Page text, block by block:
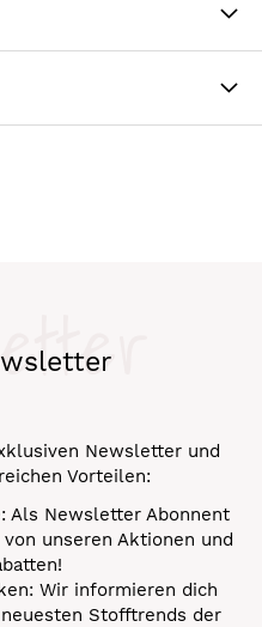
Newsletter und
Vorteilen:
Als Newsletter Abonnent
unseren Aktionen und
Wir informieren dich
Stofftrends der